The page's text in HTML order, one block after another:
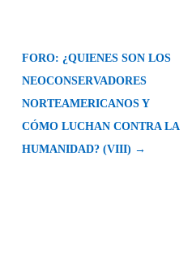
FORO: ¿QUIENES SON LOS
NEOCONSERVADORES
NORTEAMERICANOS Y
CÓMO LUCHAN CONTRA LA
HUMANIDAD? (VIII) →